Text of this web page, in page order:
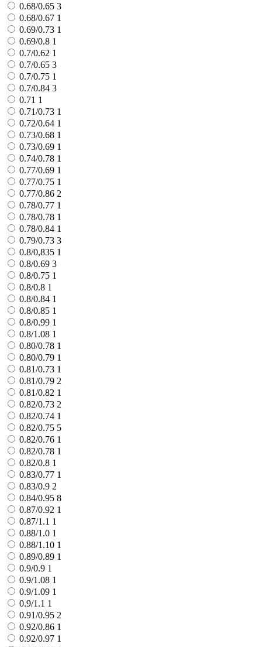
0.68/0.65 3
0.68/0.67 1
0.69/0.73 1
0.69/0.8 1
0.7/0.62 1
0.7/0.65 3
0.7/0.75 1
0.7/0.84 3
0.71 1
0.71/0.73 1
0.72/0.64 1
0.73/0.68 1
0.73/0.69 1
0.74/0.78 1
0.77/0.69 1
0.77/0.75 1
0.77/0.86 2
0.78/0.77 1
0.78/0.78 1
0.78/0.84 1
0.79/0.73 3
0.8/0,835 1
0.8/0.69 3
0.8/0.75 1
0.8/0.8 1
0.8/0.84 1
0.8/0.85 1
0.8/0.99 1
0.8/1.08 1
0.80/0.78 1
0.80/0.79 1
0.81/0.73 1
0.81/0.79 2
0.81/0.82 1
0.82/0.73 2
0.82/0.74 1
0.82/0.75 5
0.82/0.76 1
0.82/0.78 1
0.82/0.8 1
0.83/0.77 1
0.83/0.9 2
0.84/0.95 8
0.87/0.92 1
0.87/1.1 1
0.88/1.0 1
0.88/1.10 1
0.89/0.89 1
0.9/0.9 1
0.9/1.08 1
0.9/1.09 1
0.9/1.1 1
0.91/0.95 2
0.92/0.86 1
0.92/0.97 1